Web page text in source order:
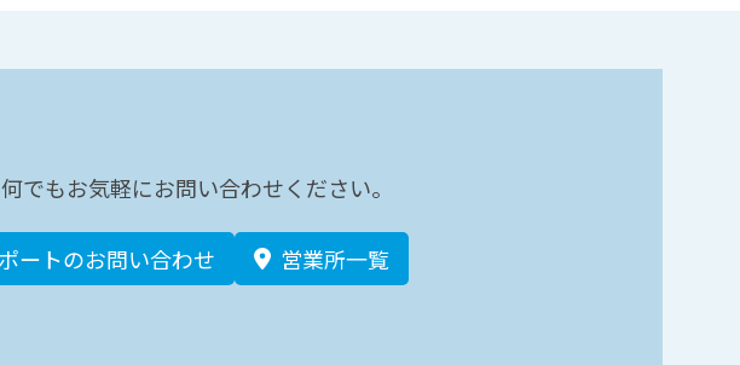
でもお気軽にお問い合わせください。
ートのお問い合わせ 営業所一覧